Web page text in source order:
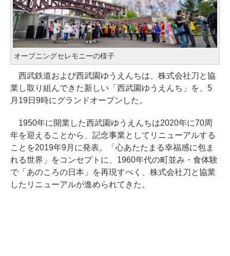
オープニングセレモニーの様子
西武鉄道および西武園ゆうえんちは、株式会社刀と協
業し取り組んできた新しい「西武園ゆうえんち」を、5
月19日9時にグランドオープンした。
1950年に開業した西武園ゆうえんちは2020年に70周
年を迎えることから、記念事業としてリニューアルする
ことを2019年9月に発表。「心あたたまる幸福感に包ま
れる世界」をコンセプトに、1960年代の町並み・食体験
で「あのころの日本」を再現すべく、株式会社刀と協業
したリニューアルが進められてきた。